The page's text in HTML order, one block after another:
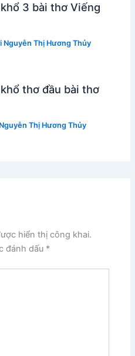
3 bài thơ Viếng
Nguyễn Thị Hương Thủy
thơ đầu bài thơ
Nguyễn Thị Hương Thủy
hiển thị công khai.
đánh dấu *